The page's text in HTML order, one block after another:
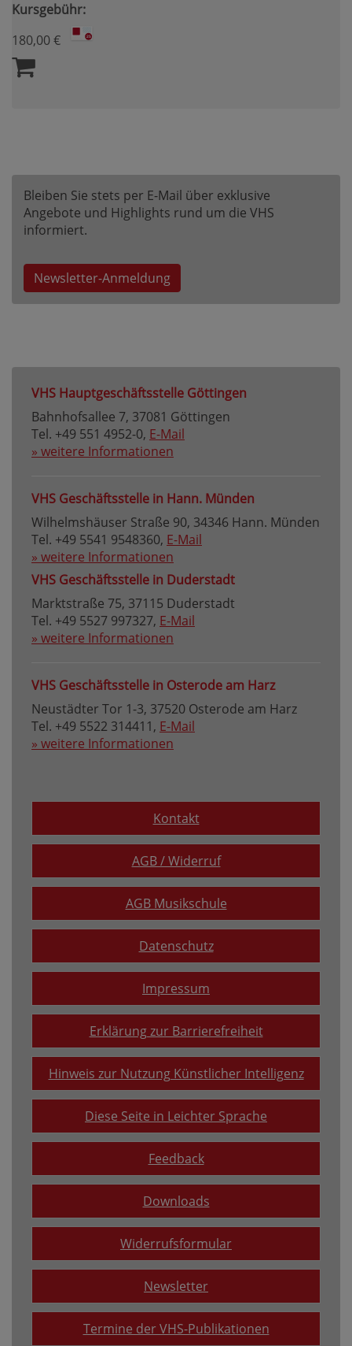
Kursgebühr:
180,00 €
Bleiben Sie stets per E-Mail über exklusive
Angebote und Highlights rund um die VHS
informiert.
Newsletter-Anmeldung
VHS Hauptgeschäftsstelle Göttingen
Bahnhofsallee 7, 37081 Göttingen
Tel. +49 551 4952-0, E-Mail
» weitere Informationen
VHS Geschäftsstelle in Hann. Münden
Wilhelmshäuser Straße 90, 34346 Hann. Münden
Tel. +49 5541 9548360, E-Mail
» weitere Informationen
VHS Geschäftsstelle in Duderstadt
Marktstraße 75, 37115 Duderstadt
Tel. +49 5527 997327, E-Mail
» weitere Informationen
VHS Geschäftsstelle in Osterode am Harz
Neustädter Tor 1-3, 37520 Osterode am Harz
Tel. +49 5522 314411, E-Mail
» weitere Informationen
Kontakt
AGB / Widerruf
AGB Musikschule
Datenschutz
Impressum
Erklärung zur Barrierefreiheit
Hinweis zur Nutzung Künstlicher Intelligenz
Diese Seite in Leichter Sprache
Feedback
Downloads
Widerrufsformular
Newsletter
Termine der VHS-Publikationen